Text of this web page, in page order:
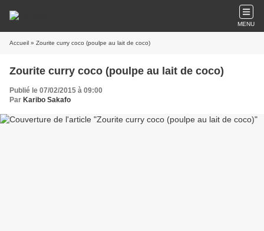
MENU
Accueil » Zourite curry coco (poulpe au lait de coco)
Zourite curry coco (poulpe au lait de coco)
Publié le 07/02/2015 à 09:00
Par Karibo Sakafo